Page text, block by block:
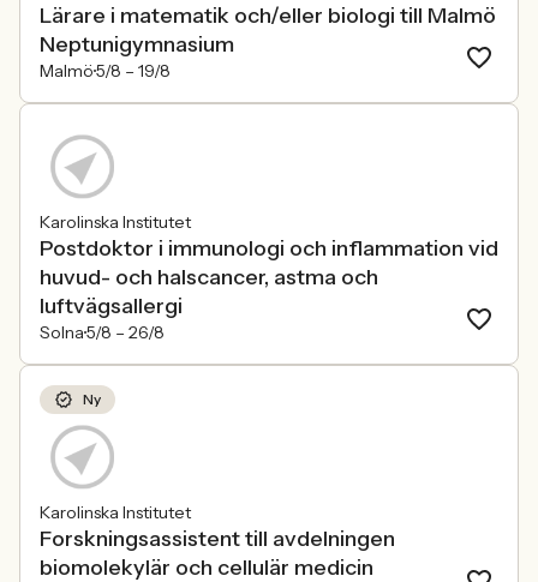
Lärare i matematik och/eller biologi till Malmö
Neptunigymnasium
Malmö5/8 – 19/8
Karolinska Institutet
Postdoktor i immunologi och inflammation vid
huvud- och halscancer, astma och
luftvägsallergi
Solna5/8 – 26/8
Ny
Karolinska Institutet
Forskningsassistent till avdelningen
biomolekylär och cellulär medicin